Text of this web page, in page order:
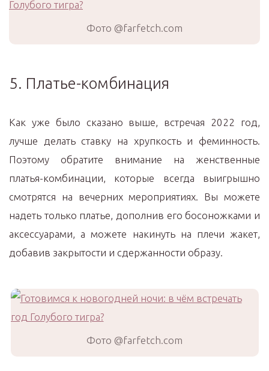
Фото @farfetch.com
5. Платье-комбинация
Как уже было сказано выше, встречая 2022 год,
лучше делать ставку на хрупкость и феминность.
Поэтому обратите внимание на женственные
платья-комбинации, которые всегда выигрышно
смотрятся на вечерних мероприятиях. Вы можете
надеть только платье, дополнив его босоножками и
аксессуарами, а можете накинуть на плечи жакет,
добавив закрытости и сдержанности образу.
Фото @farfetch.com